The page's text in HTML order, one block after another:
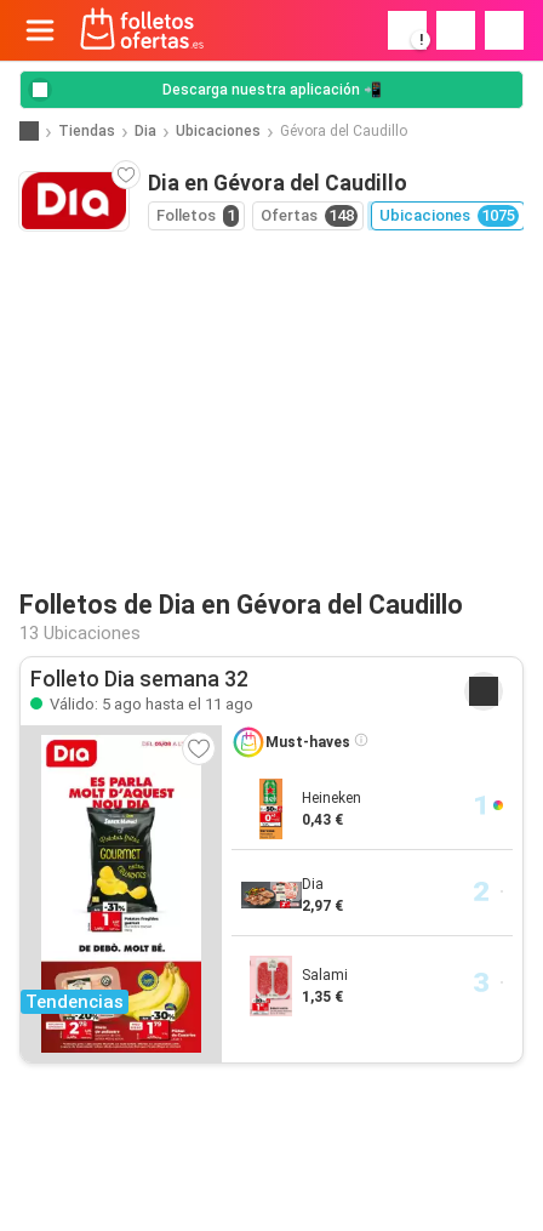
!
Descarga nuestra aplicación 📲
Tiendas Dia Ubicaciones Gévora del Caudillo
Dia en Gévora del Caudillo
Folletos 1 Ofertas 148 Ubicaciones 1075
Folletos de Dia en Gévora del Caudillo
13 Ubicaciones
Folleto Dia semana 32
Válido: 5 ago hasta el 11 ago
Tendencias
Must-haves
Heineken
0,43 €
Dia
2,97 €
Salami
1,35 €